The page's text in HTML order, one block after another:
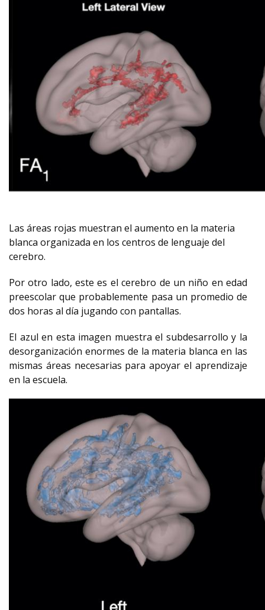
Las áreas rojas muestran el aumento en la materia
blanca organizada en los centros de lenguaje del
cerebro.
Por otro lado, este es el cerebro de un niño en edad
preescolar que probablemente pasa un promedio de
dos horas al día jugando con pantallas.
El azul en esta imagen muestra el subdesarrollo y la
desorganización enormes de la materia blanca en las
mismas áreas necesarias para apoyar el aprendizaje
en la escuela.